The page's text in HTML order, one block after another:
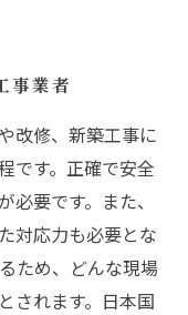
事業者
改修、新築工事に
です。正確で安全
要です。また、
対応力も必要とな
ため、どんな現場
されます。日本国